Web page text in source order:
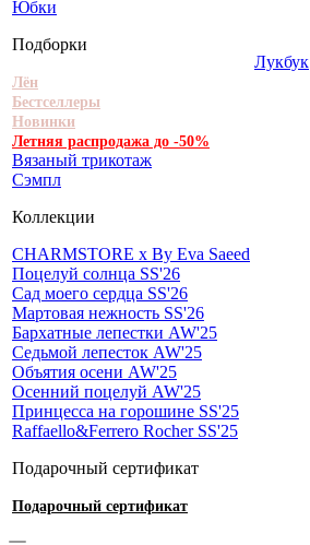
Юбки
Подборки
Лён
Бестселлеры
Новинки
Летняя распродажа до -50%
Вязаный трикотаж
Сэмпл
Коллекции
CHARMSTORE х By Eva Saeed
Поцелуй солнца SS'26
Сад моего сердца SS'26
Мартовая нежность SS'26
Бархатные лепестки AW'25
Седьмой лепесток AW'25
Объятия осени AW'25
Осенний поцелуй AW'25
Принцесса на горошине SS'25
Raffaello&Ferrero Rocher SS'25
Подарочный сертификат
Подарочный сертификат
Лукбук